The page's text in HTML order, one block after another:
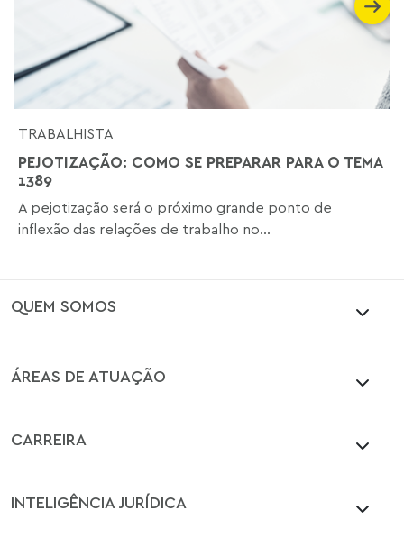
TRABALHISTA
PEJOTIZAÇÃO: COMO SE PREPARAR PARA O TEMA
1389
A pejotização será o próximo grande ponto de
inflexão das relações de trabalho no...
QUEM SOMOS
ÁREAS DE ATUAÇÃO
CARREIRA
INTELIGÊNCIA JURÍDICA